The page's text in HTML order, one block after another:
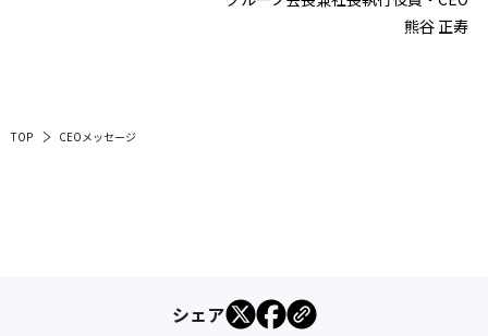
熊谷 正寿
TOP CEOメッセージ
シェア